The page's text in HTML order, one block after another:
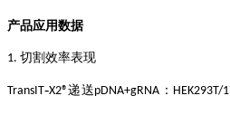
产品应用数据
1. 切割效率表现
TransIT‑X2®递送pDNA+gRNA ： HEK293T/